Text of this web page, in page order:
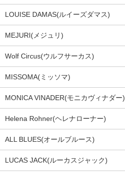
LOUISE DAMAS(ルイーズダマス)
MEJURI(メジュリ)
Wolf Circus(ウルフサーカス)
MISSOMA(ミッソマ)
MONICA VINADER(モニカヴィナダー)
Helena Rohner(ヘレナローナー)
ALL BLUES(オールブルース)
LUCAS JACK(ルーカスジャック)